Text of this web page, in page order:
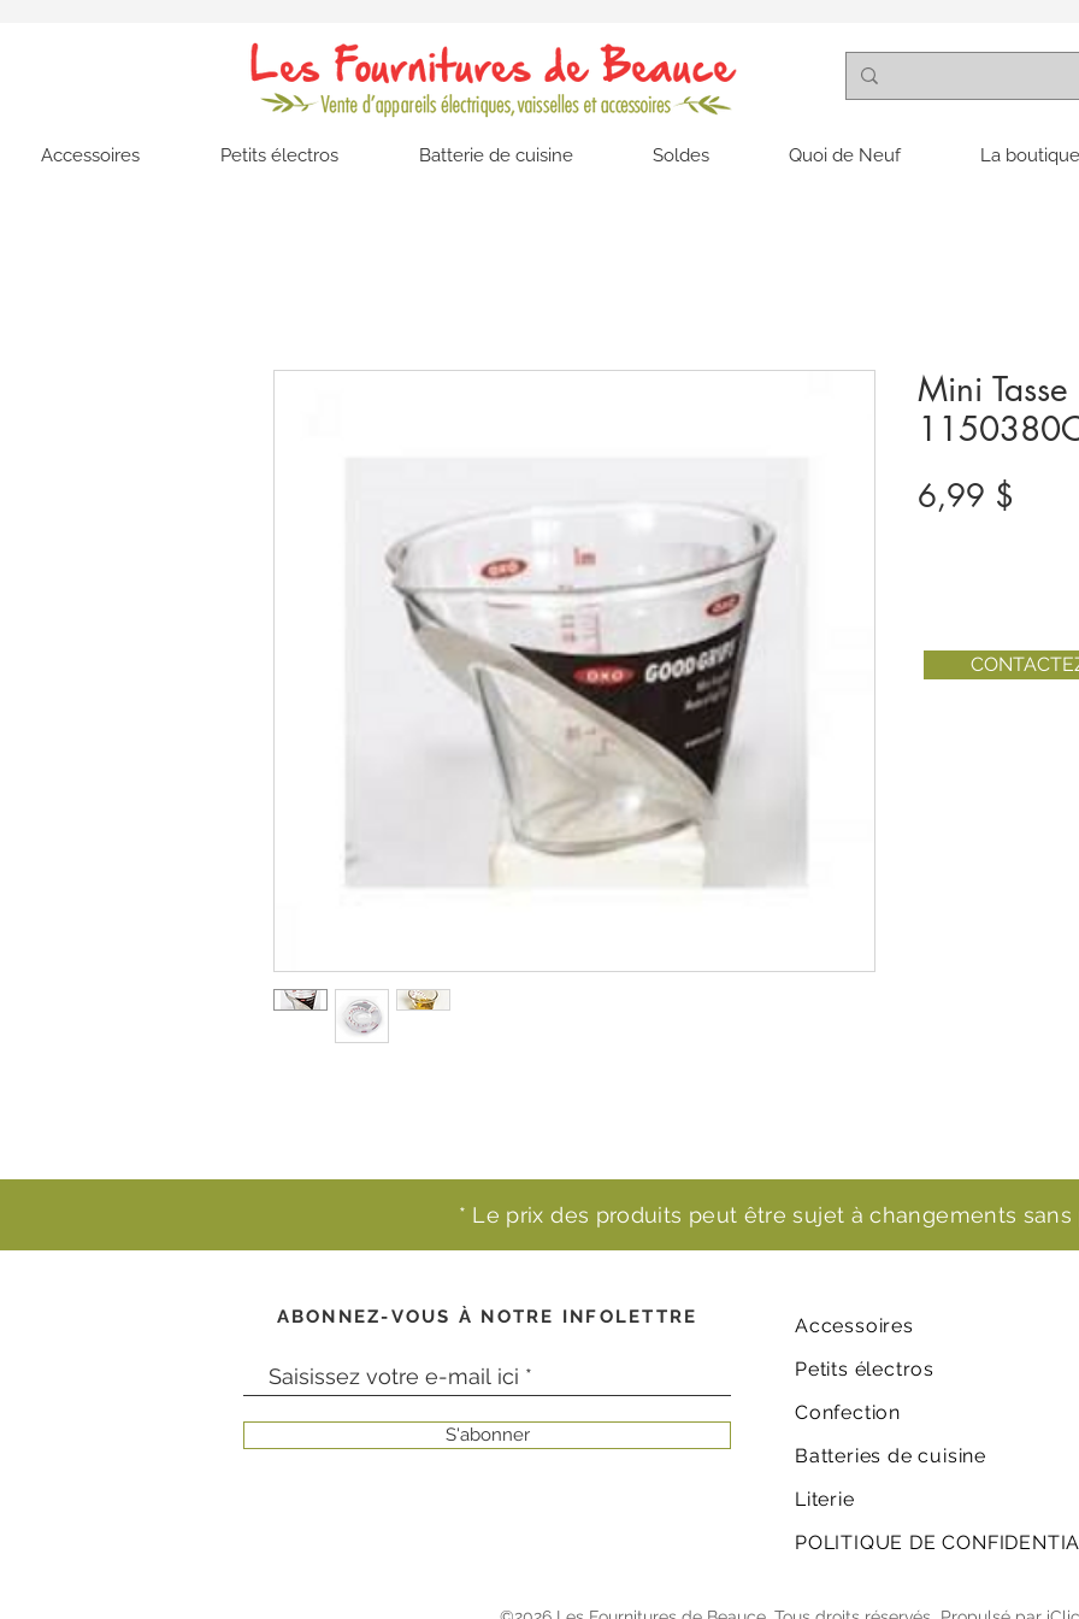
Accessoires Petits électros Batterie de cuisine Soldes Quoi de Neuf La
Mini
6,99 $
* Le prix des produits peut être sujet à changements sans
ABONNEZ-VOUS À NOTRE INFOLETTRE
S'abonner
Accessoires
Petits électros
Confection
Batteries de cuisine
Literie
POLITIQUE DE